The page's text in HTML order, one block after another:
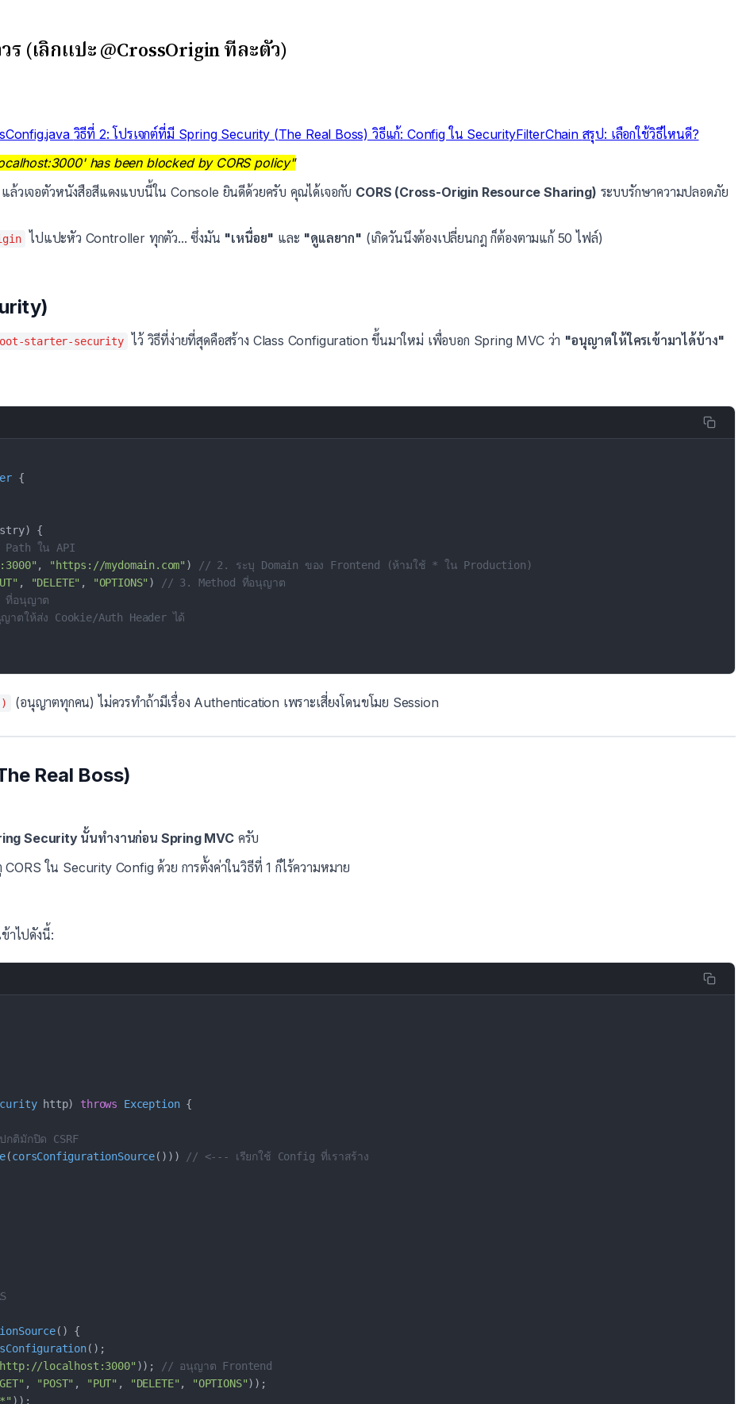
(เลิกแปะ @CrossOrigin ทีละตัว)
วิธีที่ 2: โปรเจกต์ที่มี Spring Security (The Real Boss) วิธีแก้: Config ใน SecurityFilterChain สรุป: เลือกใช้วิธีไหนดี?
has been blocked by CORS policy"
เจอตัวหนังสือสีแดงแบบนี้ใน Console ยินดีด้วยครับ คุณได้เจอกับ CORS (Cross-Origin Resource Sharing) ระบบรักษาความปลอดภัย
ไปแปะหัว Controller ทุกตัว... ซึ่งมัน "เหนื่อย" และ "ดูแลยาก" (เกิดวันนึงต้องเปลี่ยนกฎ ก็ต้องตามแก้ 50 ไฟล์)
starter-security ไว้ วิธีที่ง่ายที่สุดคือสร้าง Class Configuration ขึ้นมาใหม่ เพื่อบอก Spring MVC ว่า "อนุญาตให้ใครเข้ามาได้บ้าง"
{
)
{
ใน API
, "https://mydomain.com" )
// 2. ระบุ Domain ของ Frontend (ห้ามใช้ * ใน Production)
, "DELETE" , "OPTIONS" )
// 3. Method ที่อนุญาต
อนุญาต
ตให้ส่ง Cookie/Auth Header ได้
(อนุญาตทุกคน) ไม่ควรทำถ้ามีเรื่อง Authentication เพราะเสี่ยงโดนขโมย Session
Real Boss)
Security นั้นทำงานก่อน Spring MVCครับ
ใน Security Config ด้วย การตั้งค่าในวิธีที่ 1 ก็ไร้ความหมาย
ข้าไปดังนี้:
http) throws Exception {
ติมักปิด CSRF
(corsConfigurationSource( ) ) )
// <--- เรียกใช้ Config ที่เราสร้าง
( )
{
( ) ;
localhost:3000" )) ;
// อนุญาต Frontend
, "POST" , "PUT" , "DELETE" , "OPTIONS") ) ;
) ) ;